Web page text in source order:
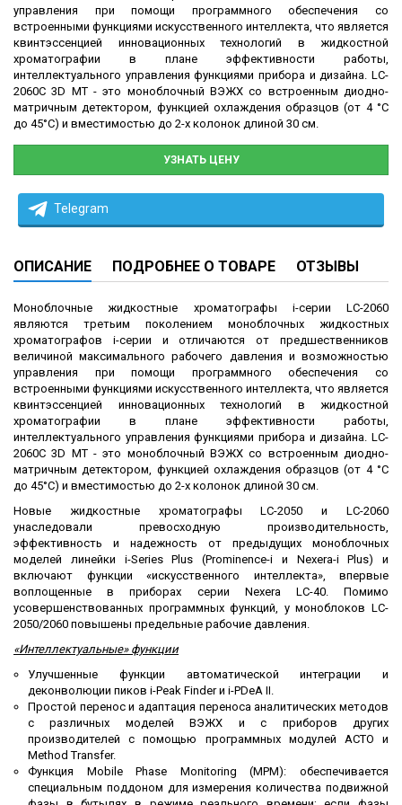
управления при помощи программного обеспечения со
встроенными функциями искусственного интеллекта, что является
квинтэссенцией инновационных технологий в жидкостной
хроматографии в плане эффективности работы,
интеллектуального управления функциями прибора и дизайна. LC-
2060С 3D MT - это моноблочный ВЭЖХ со встроенным диодно-
матричным детектором, функцией охлаждения образцов (от 4 °C
до 45°C) и вместимостью до 2-х колонок длиной 30 см.
УЗНАТЬ ЦЕНУ
Telegram
ОПИСАНИЕ ПОДРОБНЕЕ О ТОВАРЕ ОТЗЫВЫ
Моноблочные жидкостные хроматографы i-серии LC-2060
являются третьим поколением моноблочных жидкостных
хроматографов i-серии и отличаются от предшественников
величиной максимального рабочего давления и возможностью
управления при помощи программного обеспечения со
встроенными функциями искусственного интеллекта, что является
квинтэссенцией инновационных технологий в жидкостной
хроматографии в плане эффективности работы,
интеллектуального управления функциями прибора и дизайна. LC-
2060С 3D MT - это моноблочный ВЭЖХ со встроенным диодно-
матричным детектором, функцией охлаждения образцов (от 4 °C
до 45°C) и вместимостью до 2-х колонок длиной 30 см.
Новые жидкостные хроматографы LC-2050 и LC-2060
унаследовали превосходную производительность,
эффективность и надежность от предыдущих моноблочных
моделей линейки i-Series Plus (Prominence-i и Nexera-i Plus) и
включают функции «искусственного интеллекта», впервые
воплощенные в приборах серии Nexera LC-40. Помимо
усовершенствованных программных функций, у моноблоков LC-
2050/2060 повышены предельные рабочие давления.
«Интеллектуальные» функции
Улучшенные функции автоматической интеграции и
деконволюции пиков i-Peak Finder и i-PDeA II.
Простой перенос и адаптация переноса аналитических методов
с различных моделей ВЭЖХ и с приборов других
производителей с помощью программных модулей ACTO и
Method Transfer.
Функция Mobile Phase Monitoring (MPM): обеспечивается
специальным поддоном для измерения количества подвижной